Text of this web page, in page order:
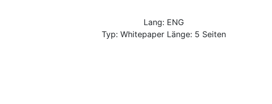
Lang: ENG
Typ: Whitepaper Länge: 5 Seiten